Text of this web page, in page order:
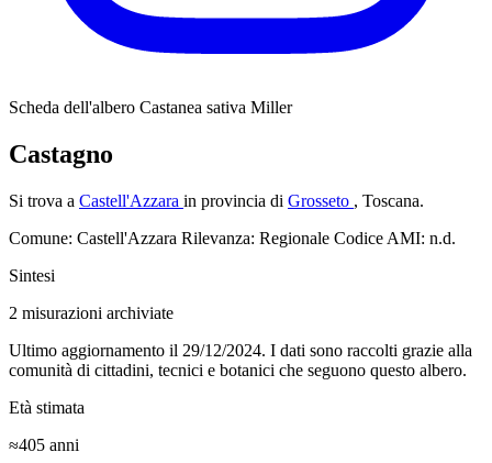
Scheda dell'albero Castanea sativa Miller
Castagno
Si trova a Castell'Azzara in provincia di Grosseto , Toscana.
Comune: Castell'Azzara Rilevanza: Regionale Codice AMI: n.d.
Sintesi
2 misurazioni archiviate
Ultimo aggiornamento il 29/12/2024. I dati sono raccolti grazie alla
comunità di cittadini, tecnici e botanici che seguono questo albero.
Età stimata
≈405 anni